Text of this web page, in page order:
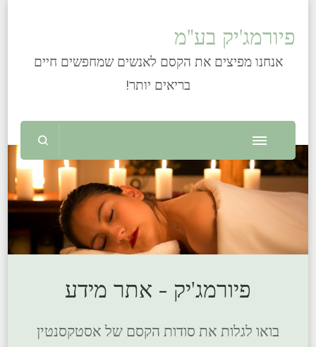
פיורמג'יק בע"מ
אנחנו מפיצים את הקסם לאנשים שמחפשים חיים
בריאים יותר!
פיורמג'יק - אתר מידע
בואו לגלות את סודות הקסם של אסטקסנטין